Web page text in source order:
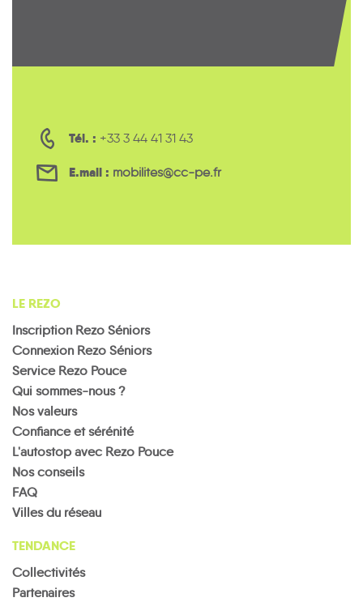
Tél. : +33 3 44 41 31 43
E.mail : mobilites@cc-pe.fr
LE REZO
Inscription Rezo Séniors
Connexion Rezo Séniors
Service Rezo Pouce
Qui sommes-nous ?
Nos valeurs
Confiance et sérénité
L'autostop avec Rezo Pouce
Nos conseils
FAQ
Villes du réseau
TENDANCE
Collectivités
Partenaires